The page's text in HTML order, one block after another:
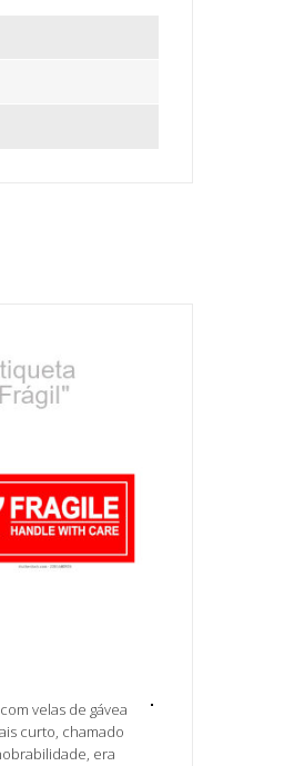
velas de gávea
curto, chamado
era